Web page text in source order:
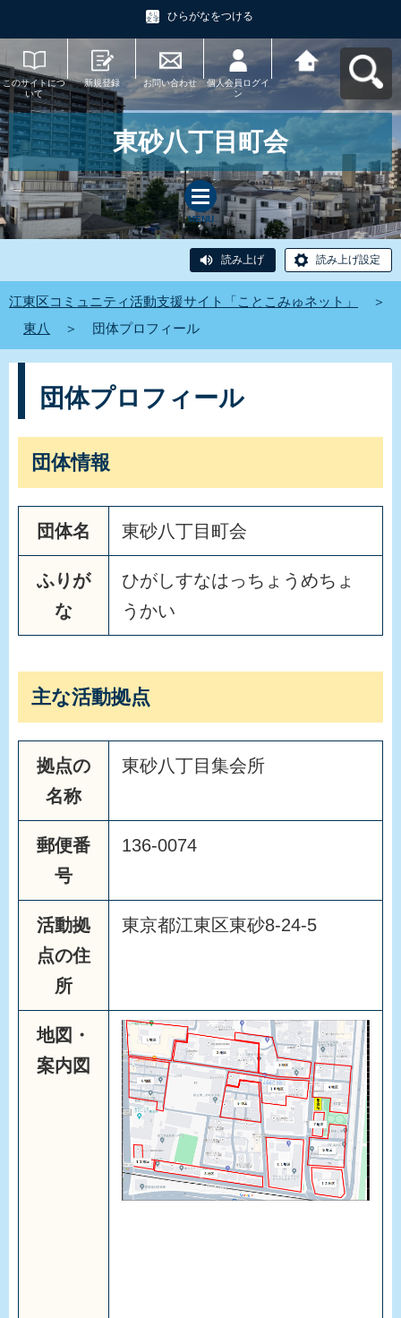
ひらがなをつける
このサイトにつ
いて
新規登録 お問い合わせ
個人会員ログイ
ン
江東区コミュニ
イト「ことこみ
ゅネット」へ戻
東砂八丁目町会
MENU
読み上げ 読み上げ設定
江東区コミュニティ活動支援サイト「ことこみゅネット」
＞
東八
＞ 団体プロフィール
団体プロフィール
団体情報
団体名 東砂八丁目町会
ふりが
な
ひがしすなはっちょうめちょ
うかい
主な活動拠点
拠点の
名称
東砂八丁目集会所
郵便番
号
136-0074
活動拠
点の住
所
東京都江東区東砂8-24-5
地図・
案内図